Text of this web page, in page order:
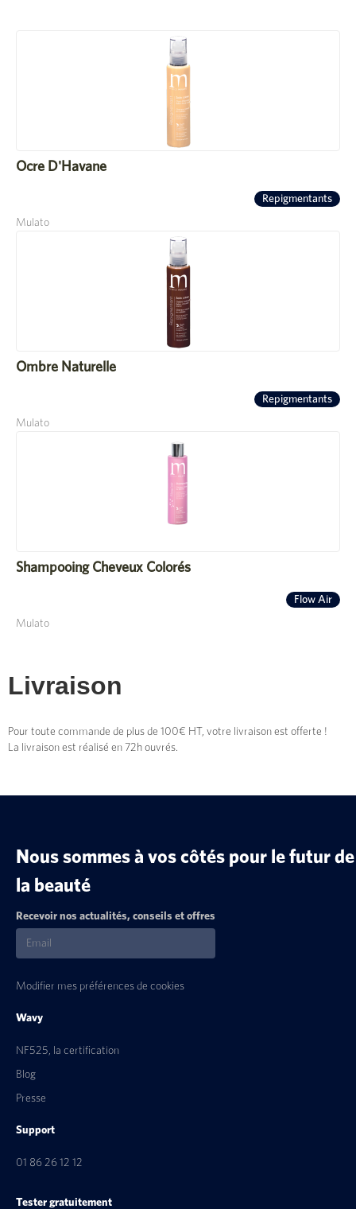
Ocre D'Havane
Repigmentants
Mulato
Ombre Naturelle
Repigmentants
Mulato
Shampooing Cheveux Colorés
Flow Air
Mulato
Livraison
Pour toute commande de plus de 100€ HT, votre livraison est offerte !
La livraison est réalisé en 72h ouvrés.
Nous sommes à vos côtés pour le futur de
la beauté
Recevoir nos actualités, conseils et offres
Modifier mes préférences de cookies
Wavy
NF525, la certification
Blog
Presse
Support
01 86 26 12 12
Tester gratuitement